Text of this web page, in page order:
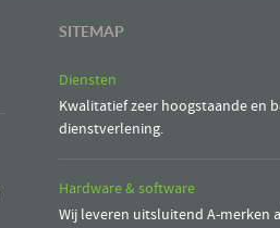
SITEMAP
Diensten
Kwalitatief zeer hoogstaande en
dienstverlening.
Hardware & software
Wij leveren uitsluitend A-merken